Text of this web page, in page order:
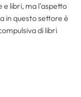
libri, ma l'aspetto
in questo settore è
di libri